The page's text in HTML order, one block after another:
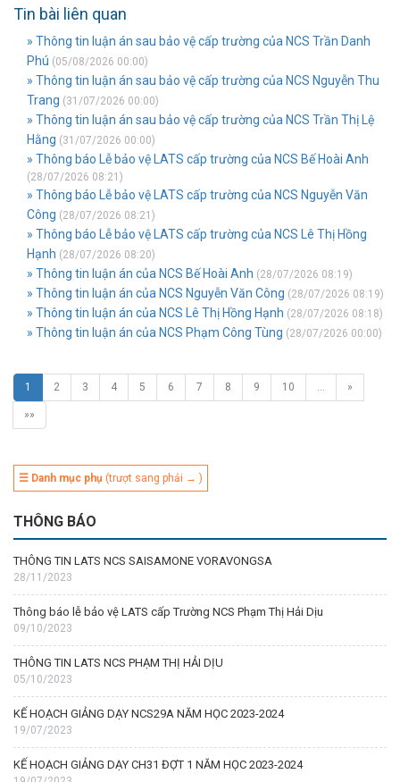
Tin bài liên quan
» Thông tin luận án sau bảo vệ cấp trường của NCS Trần Danh
Phú (05/08/2026 00:00)
» Thông tin luận án sau bảo vệ cấp trường của NCS Nguyễn Thu
Trang (31/07/2026 00:00)
» Thông tin luận án sau bảo vệ cấp trường của NCS Trần Thị Lệ
Hằng (31/07/2026 00:00)
» Thông báo Lễ bảo vệ LATS cấp trường của NCS Bế Hoài Anh
(28/07/2026 08:21)
» Thông báo Lễ bảo vệ LATS cấp trường của NCS Nguyễn Văn
Công (28/07/2026 08:21)
» Thông báo Lễ bảo vệ LATS cấp trường của NCS Lê Thị Hồng
Hạnh (28/07/2026 08:20)
» Thông tin luận án của NCS Bế Hoài Anh (28/07/2026 08:19)
» Thông tin luận án của NCS Nguyễn Văn Công (28/07/2026 08:19)
» Thông tin luận án của NCS Lê Thị Hồng Hạnh (28/07/2026 08:18)
» Thông tin luận án của NCS Phạm Công Tùng (28/07/2026 00:00)
1 2 3 4 5 6 7 8 9 10 … »
»»
☰ Danh mục phụ (trượt sang phải → )
THÔNG BÁO
THÔNG TIN LATS NCS SAISAMONE VORAVONGSA
28/11/2023
Thông báo lễ bảo vệ LATS cấp Trường NCS Phạm Thị Hải Dịu
09/10/2023
THÔNG TIN LATS NCS PHẠM THỊ HẢI DỊU
05/10/2023
KẾ HOẠCH GIẢNG DẠY NCS29A NĂM HỌC 2023-2024
19/07/2023
KẾ HOẠCH GIẢNG DẠY CH31 ĐỢT 1 NĂM HỌC 2023-2024